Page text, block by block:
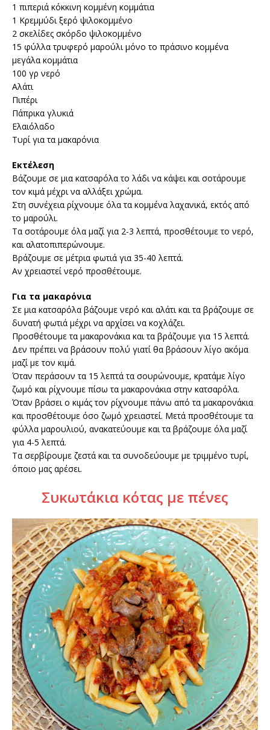
1 πιπεριά κόκκινη κομμένη κομμάτια
1 Κρεμμύδι ξερό ψιλοκομμένο
2 σκελίδες σκόρδο ψιλοκομμένο
15 φύλλα τρυφερό μαρούλι μόνο το πράσινο κομμένα
μεγάλα κομμάτια
100 γρ νερό
Αλάτι
Πιπέρι
Πάπρικα γλυκιά
Ελαιόλαδο
Τυρί για τα μακαρόνια
Εκτέλεση
Βάζουμε σε μια κατσαρόλα το λάδι να κάψει και σοτάρουμε
τον κιμά μέχρι να αλλάξει χρώμα.
Στη συνέχεια ρίχνουμε όλα τα κομμένα λαχανικά, εκτός από
το μαρούλι.
Τα σοτάρουμε όλα μαζί για 2-3 λεπτά, προσθέτουμε το νερό,
και αλατοπιπερώνουμε.
Βράζουμε σε μέτρια φωτιά για 35-40 λεπτά.
Αν χρειαστεί νερό προσθέτουμε.
Για τα μακαρόνια
Σε μια κατσαρόλα βάζουμε νερό και αλάτι και τα βράζουμε σε
δυνατή φωτιά μέχρι να αρχίσει να κοχλάζει.
Προσθέτουμε τα μακαρονάκια και τα βράζουμε για 15 λεπτά.
Δεν πρέπει να βράσουν πολύ γιατί θα βράσουν λίγο ακόμα
μαζί με τον κιμά.
Όταν περάσουν τα 15 λεπτά τα σουρώνουμε, κρατάμε λίγο
ζωμό και ρίχνουμε πίσω τα μακαρονάκια στην κατσαρόλα.
Όταν βράσει ο κιμάς τον ρίχνουμε πάνω από τα μακαρονάκια
και προσθέτουμε όσο ζωμό χρειαστεί. Μετά προσθέτουμε τα
φύλλα μαρουλιού, ανακατεύουμε και τα βράζουμε όλα μαζί
για 4-5 λεπτά.
Τα σερβίρουμε ζεστά και τα συνοδεύουμε με τριμμένο τυρί,
όποιο μας αρέσει.
Συκωτάκια κότας με πένες